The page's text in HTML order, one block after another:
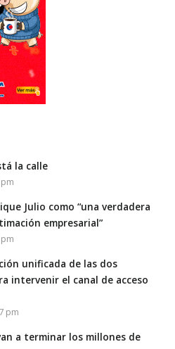
la calle
Julio como “una verdadera
empresarial”
unificada de las dos
intervenir el canal de acceso
pm
a terminar los millones de